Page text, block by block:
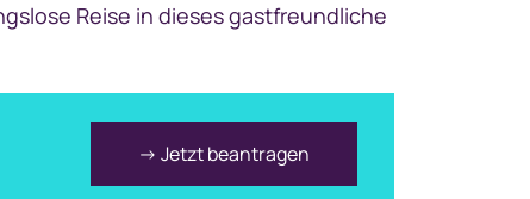
Reise in dieses gastfreundliche
→ Jetzt beantragen